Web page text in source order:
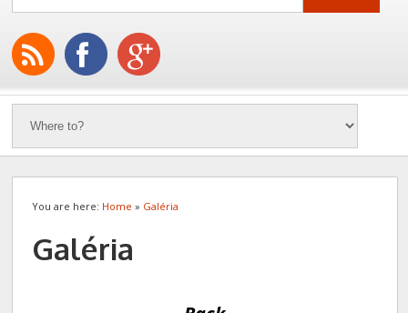
You are here: Home » Galéria
Galéria